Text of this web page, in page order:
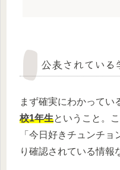
公表されてい
まず確実にわかってい
校1年生ということ。
「今日好きチュンチ
り確認されている情報